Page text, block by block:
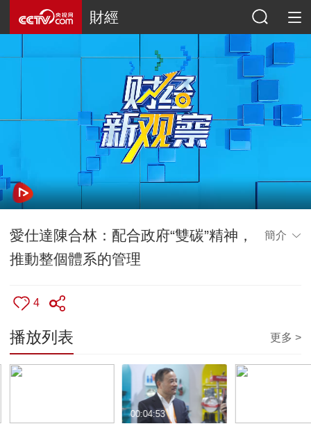
財經
愛仕達陳合林：配合政府“雙碳”精神，
推動整個體系的管理
簡介
4
播放列表 更多 >
00:04:53